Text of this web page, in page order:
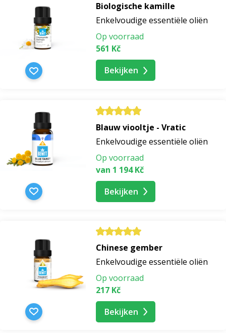
Biologische kamille
Enkelvoudige essentiële oliën
Op voorraad
561 Kč
Bekijken
Blauw viooltje - Vratic
Enkelvoudige essentiële oliën
Op voorraad
van 1 194 Kč
Bekijken
Chinese gember
Enkelvoudige essentiële oliën
Op voorraad
217 Kč
Bekijken